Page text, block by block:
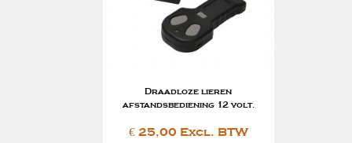
Draadloze lieren
afstandsbediening 12 volt.
€ 25,00 Excl. BTW